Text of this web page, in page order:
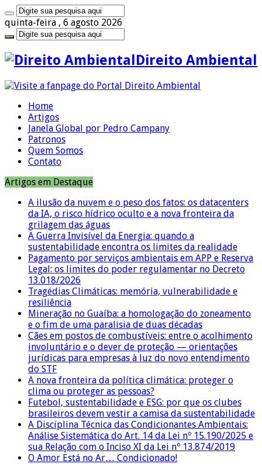
quinta-feira , 6 agosto 2026
Direito Ambiental
Home
Artigos
Janela Global por Pedro Campany
Patronos
Quem Somos
Contato
Artigos em Destaque
A ilusão da nuvem e o peso dos fatos: os datacenters
da IA, o risco hídrico oculto e a nova fronteira da
grilagem das águas
A Guerra Invisível da Energia: quando a
sustentabilidade encontra os limites da realidade
Pagamento por serviços ambientais em APP e Reserva
Legal: os limites do poder regulamentar no Decreto
13.018/2026
Tragédias Climáticas: memória, vulnerabilidade e
resiliência
Mineração no Guaíba: a homologação do zoneamento
e o fim de uma paralisia de duas décadas
Cães em postos de combustíveis: entre o acolhimento
involuntário e o dever de proteção — orientações
jurídicas para empresas à luz do novo entendimento
do STF
A nova fronteira da política climática: proteger o
clima ou proteger as pessoas?
Futebol, sustentabilidade e ESG: por que os clubes
brasileiros devem vestir a camisa da sustentabilidade
A Disciplina Técnica das Condicionantes Ambientais:
Análise Sistemática do Art. 14 da Lei nº 15.190/2025 e
sua Relação com o Inciso XI da Lei nº 13.874/2019
O Amor Está no Ar… Condicionado!